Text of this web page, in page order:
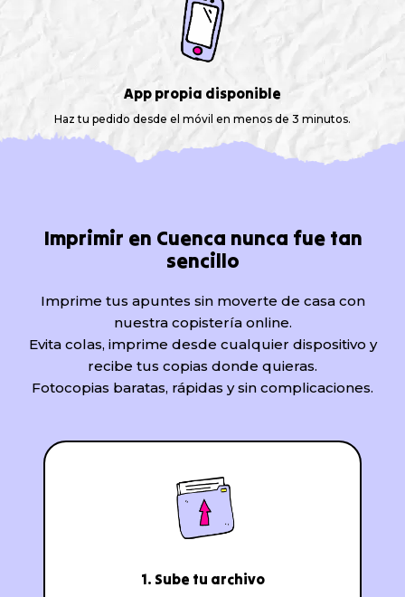
App propia disponible
Haz tu pedido desde el móvil en menos de 3 minutos.
Imprimir en Cuenca nunca fue tan
sencillo
Imprime tus apuntes sin moverte de casa con
nuestra copistería online.
Evita colas, imprime desde cualquier dispositivo y
recibe tus copias donde quieras.
Fotocopias baratas, rápidas y sin complicaciones.
1. Sube tu archivo